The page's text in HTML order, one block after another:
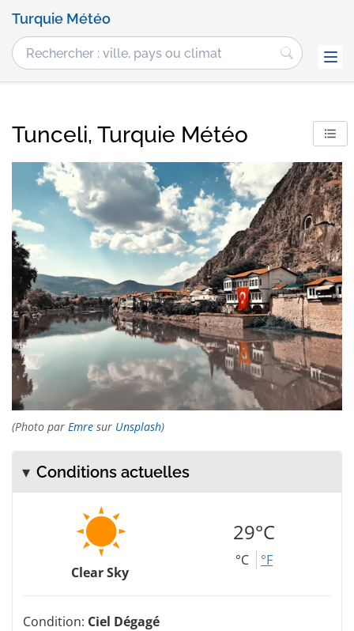
Turquie Météo
Tunceli, Turquie Météo
(Photo par Emre sur Unsplash)
Conditions actuelles
Clear Sky
29°C
°C °F
Condition: Ciel Dégagé